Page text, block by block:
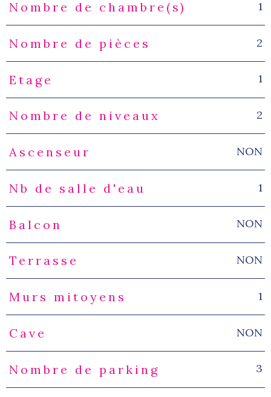
Nombre de chambre(s) 1
Nombre de pièces 2
Etage 1
Nombre de niveaux 2
Ascenseur NON
Nb de salle d'eau 1
Balcon NON
Terrasse NON
Murs mitoyens 1
Cave NON
Nombre de parking 3